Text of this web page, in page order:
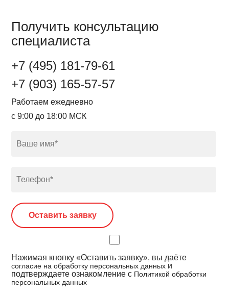
Получить консультацию
специалиста
+7 (495) 181-79-61
+7 (903) 165-57-57
Работаем ежедневно
с 9:00 до 18:00 МСК
Нажимая кнопку «Оставить заявку», вы даёте
согласие на обработку персональных данных и
подтверждаете ознакомление с Политикой обработки
персональных данных